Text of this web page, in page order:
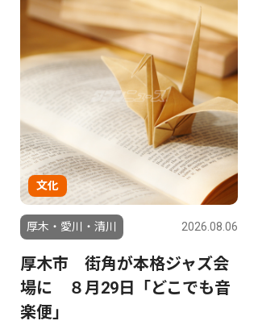
文化
厚木・愛川・清川 2026.08.06
厚木市 街角が本格ジャズ会
場に ８月29日「どこでも音
楽便」